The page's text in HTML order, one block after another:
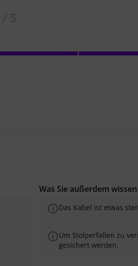
Was Sie außerdem
Das Kabel ist etwas
Um Stolperfallen zu
gesichert werden.